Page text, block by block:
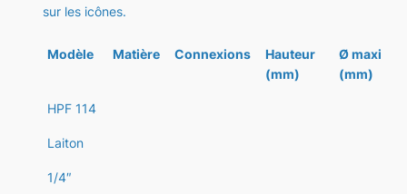
sur les icônes.
Modèle Matière Connexions
Hauteur
(mm)
Ø maxi
(mm)
HPF 114
Laiton
1/4″